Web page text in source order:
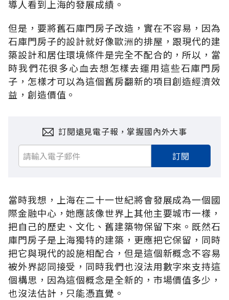
導人看到上海的發展成績。
但是，要將舊石庫門房子改造，實在不容易，因為
石庫門房子的設計就好像歐洲的排屋，跟現代的建
築設計和居住環境條件是完全不配合的，所以，當
時我們花很多心血去想怎樣去運用這些石庫門房
子，怎樣才可以為這個舊房翻新的項目創造經濟效
益，創造價值。
訂閱遠見電子報，掌握國內外大事
訂閱
當時我想，上海在二十一世紀將會發展成為一個國
際金融中心，她應該像世界上其他主要城市一樣，
把自己的歷史、文化、舊建築物保留下來。既然石
庫門房子是上海獨特的建築，更應把它保留，同時
把它與現代的設施相配合，但是這個新概念不容易
被外界認同接受，同時我們也沒法用數字來支持這
個構思，因為這個概念是全新的，市場價值多少，
也沒法估計，只能憑直覺。